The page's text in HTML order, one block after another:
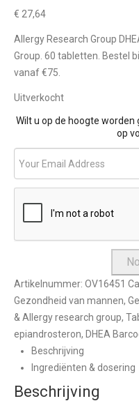
€ 27,64
Allergy Research Group
Group. 60 tabletten. Bestel
vanaf €75.
Uitverkocht
Wilt u op de hoogte
op
Artikelnummer: OV16451
Gezondheid van mannen,
& Allergy research group,
epiandrosteron, DHEA
Beschrijving
Ingrediënten & dosering
Beschrijving